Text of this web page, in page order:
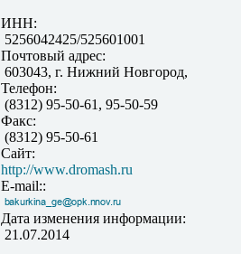
ИНН:
5256042425/525601001
Почтовый адрес:
603043, г. Нижний Новгород,
Телефон:
(8312) 95-50-61, 95-50-59
Факс:
(8312) 95-50-61
Сайт:
http://www.dromash.ru
E-mail::
Дата изменения информации:
21.07.2014